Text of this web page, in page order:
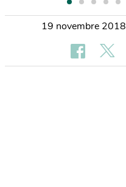
19 novembre 2018